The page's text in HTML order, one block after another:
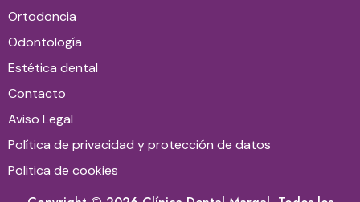
Ortodoncia
Odontología
Estética dental
Contacto
Aviso Legal
Política de privacidad y protección de datos
Politica de cookies